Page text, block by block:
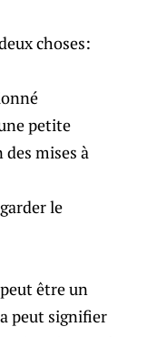
choses:
petite
mises à
le
être un
peut signifier